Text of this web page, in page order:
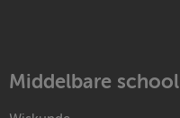
Middelbare school